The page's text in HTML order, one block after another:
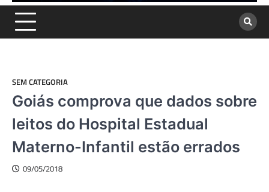
SEM CATEGORIA
Goiás comprova que dados sobre
leitos do Hospital Estadual
Materno-Infantil estão errados
09/05/2018